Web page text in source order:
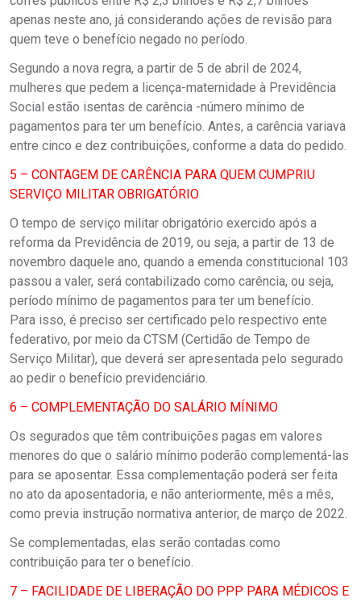
apenas neste ano, já considerando ações de revisão para
quem teve o benefício negado no período.
Segundo a nova regra, a partir de 5 de abril de 2024,
mulheres que pedem a licença-maternidade à Previdência
Social estão isentas de carência -número mínimo de
pagamentos para ter um benefício. Antes, a carência variava
entre cinco e dez contribuições, conforme a data do pedido.
5 – CONTAGEM DE CARÊNCIA PARA QUEM CUMPRIU
SERVIÇO MILITAR OBRIGATÓRIO
O tempo de serviço militar obrigatório exercido após a
reforma da Previdência de 2019, ou seja, a partir de 13 de
novembro daquele ano, quando a emenda constitucional 103
passou a valer, será contabilizado como carência, ou seja,
período mínimo de pagamentos para ter um benefício.
Para isso, é preciso ser certificado pelo respectivo ente
federativo, por meio da CTSM (Certidão de Tempo de
Serviço Militar), que deverá ser apresentada pelo segurado
ao pedir o benefício previdenciário.
6 – COMPLEMENTAÇÃO DO SALÁRIO MÍNIMO
Os segurados que têm contribuições pagas em valores
menores do que o salário mínimo poderão complementá-las
para se aposentar. Essa complementação poderá ser feita
no ato da aposentadoria, e não anteriormente, mês a mês,
como previa instrução normativa anterior, de março de 2022.
Se complementadas, elas serão contadas como
contribuição para ter o benefício.
7 – FACILIDADE DE LIBERAÇÃO DO PPP PARA MÉDICOS E